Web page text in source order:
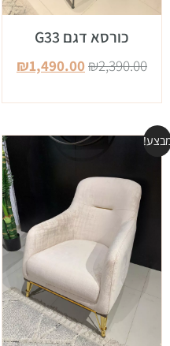
כורסא דגם G33
₪2,390.00
₪1,490.00